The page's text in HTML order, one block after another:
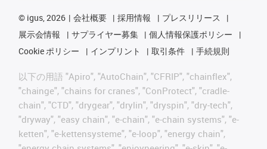
© igus, 2026 会社概要 採用情報
プレスリリース
展示会情報
サプライヤー募集
個人情報保護ポリシー
Cookie ポリシー
インプリント 取引条件 手続規則
以下の用語 "Apiro", "AutoChain", "CFRIP", "chainflex",
"chainge", "chains for cranes", "ConProtect", "cradle-
chain", "CTD", "drygear", "drylin", "dryspin", "dry-tech",
"dryway", "easy chain", "e-chain", "e-chain systems", "e-
ketten", "e-kettensysteme", "e-loop", "energy chain",